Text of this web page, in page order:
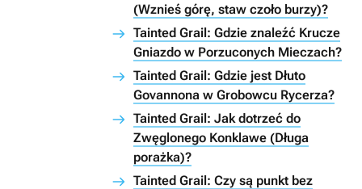
(Wznieś górę, staw czoło burzy)?
Tainted Grail: Gdzie znaleźć Krucze
Gniazdo w Porzuconych Mieczach?
Tainted Grail: Gdzie jest Dłuto
Govannona w Grobowcu Rycerza?
Tainted Grail: Jak dotrzeć do
Zwęglonego Konklawe (Długa
porażka)?
Tainted Grail: Czy są punkt bez